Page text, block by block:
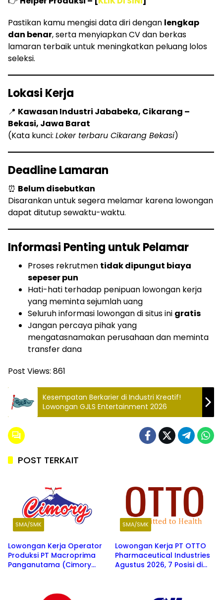
Pastikan kamu mengisi data diri dengan lengkap
dan benar, serta menyiapkan CV dan berkas
lamaran terbaik untuk meningkatkan peluang lolos
seleksi.
Lokasi Kerja
📍 Kawasan Industri Jababeka, Cikarang –
Bekasi, Jawa Barat
(Kata kunci: Loker terbaru Cikarang Bekasi)
Deadline Lamaran
⏰ Belum disebutkan
Disarankan untuk segera melamar karena lowongan
dapat ditutup sewaktu-waktu.
Informasi Penting untuk Pelamar
Proses rekrutmen tidak dipungut biaya
sepeser pun
Hati-hati terhadap penipuan lowongan kerja
yang meminta sejumlah uang
Seluruh informasi lowongan di situs ini gratis
Jangan percaya pihak yang
mengatasnamakan perusahaan dan meminta
transfer dana
Post Views: 861
Kesempatan Berkarier di Industri Kreatif!
Lowongan GJLS Entertainment 2026
POST TERKAIT
SMA/SMK
Lowongan Kerja Operator
Produksi PT Macroprima
Panganutama (Cimory
SMA/SMK
Lowongan Kerja PT OTTO
Pharmaceutical Industries
Agustus 2026, 7 Posisi di